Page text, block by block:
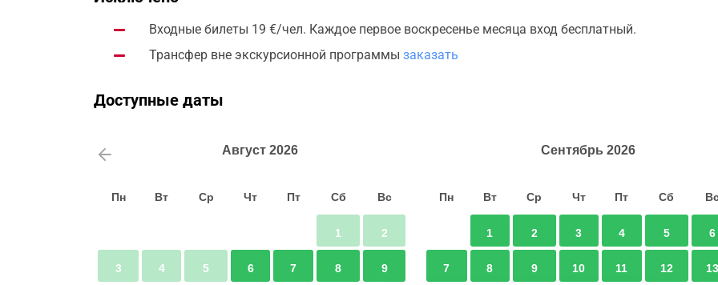
Входные билеты 19 €/чел. Каждое первое воскресенье месяца вход бесплатный.
Трансфер вне экскурсионной программы заказать
Доступные даты
Август 2026
Пн Вт Ср Чт Пт Сб Вс
1 2
3 4 5 6 7 8 9
Сентябрь 2026
Пн Вт Ср Чт Пт Сб
1 2 3 4 5 6
7 8 9 10 11 12 13